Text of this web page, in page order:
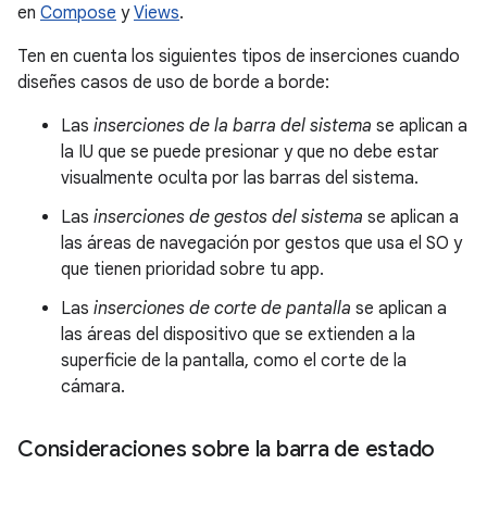
en Compose yViews.
Ten en cuenta los siguientes tipos de inserciones cuando
diseñes casos de uso de borde a borde:
Las inserciones de la barra del sistema se aplican a
la IU que se puede presionar y que no debe estar
visualmente oculta por las barras del sistema.
Las inserciones de gestos del sistema se aplican a
las áreas de navegación por gestos que usa el SO y
que tienen prioridad sobre tu app.
Las inserciones de corte de pantalla se aplican a
las áreas del dispositivo que se extienden a la
superficie de la pantalla, como el corte de la
cámara.
Consideraciones sobre la barra de estado